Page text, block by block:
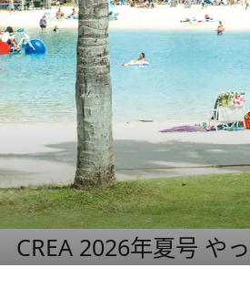
CREA 2026年夏号 や